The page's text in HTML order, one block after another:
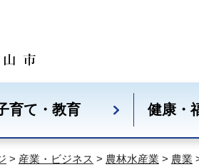
育て・教育 健康・
> 産業・ビジネス > 農林水産業 > 農業